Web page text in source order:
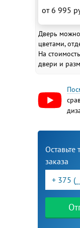
от 6 995
Дверь можно
цветами,
На
двери и
заказа